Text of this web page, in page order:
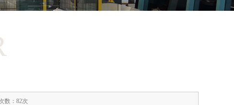
数：82次